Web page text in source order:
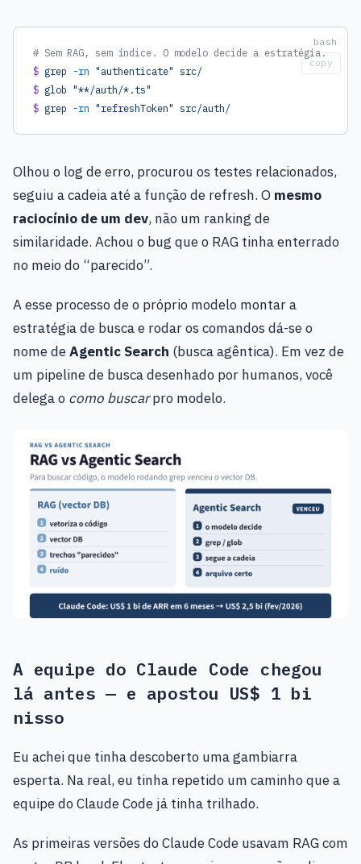
# Sem RAG, sem índice. O modelo decide a estratégia.
$ grep -rn "authenticate" src/
$ glob "**/auth/*.ts"
$ grep -rn "refreshToken" src/auth/
copy
Olhou o log de erro, procurou os testes relacionados,
seguiu a cadeia até a função de refresh. O mesmo
raciocínio de um dev, não um ranking de
similaridade. Achou o bug que o RAG tinha enterrado
no meio do “parecido”.
A esse processo de o próprio modelo montar a
estratégia de busca e rodar os comandos dá-se o
nome deAgentic Search (busca agêntica). Em vez de
um pipeline de busca desenhado por humanos, você
delega o como buscarpro modelo.
A equipe do Claude Code chegou
lá antes — e apostou US$ 1 bi
nisso
Eu achei que tinha descoberto uma gambiarra
esperta. Na real, eu tinha repetido um caminho que a
equipe do Claude Code já tinha trilhado.
As primeiras versões do Claude Code usavam RAG com